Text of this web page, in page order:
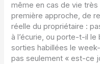
même en cas de vie
première approche, de
réelle du propriétaire :
à l’écurie, ou porte-t-il
sorties habillées le
pas seulement « est-ce